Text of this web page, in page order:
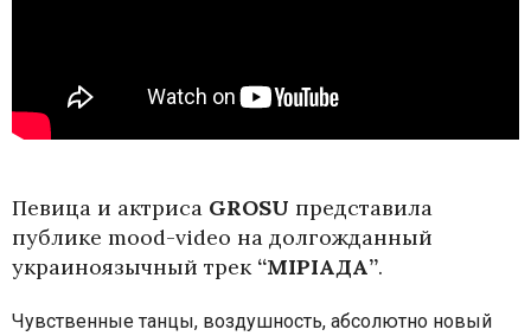
Певица и актриса GROSU представила
публике mood-video на долгожданный
украиноязычный трек “МІРІАДА”.
Чувственные танцы, воздушность, абсолютно новый